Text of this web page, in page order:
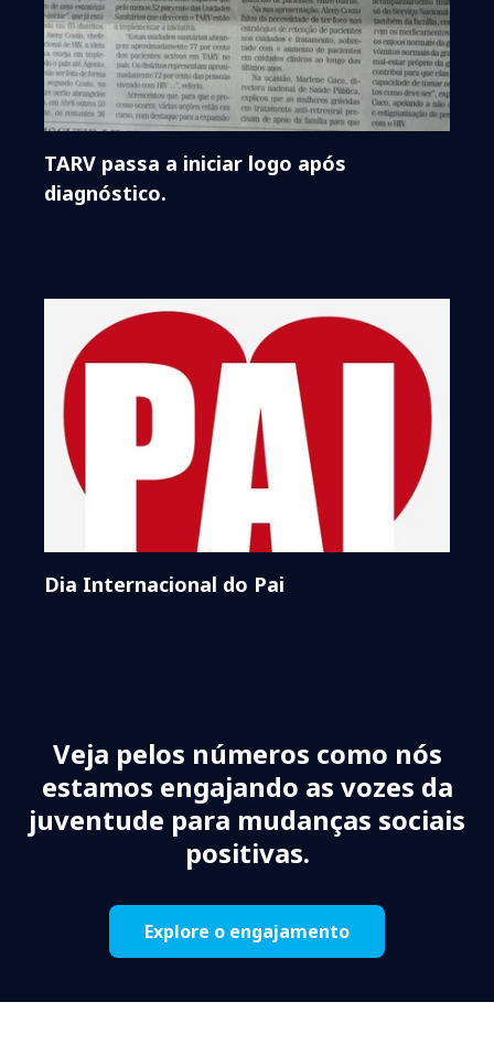
TARV passa a iniciar logo após
diagnóstico.
Dia Internacional do Pai
Veja pelos números como nós
estamos engajando as vozes da
juventude para mudanças sociais
positivas.
Explore o engajamento